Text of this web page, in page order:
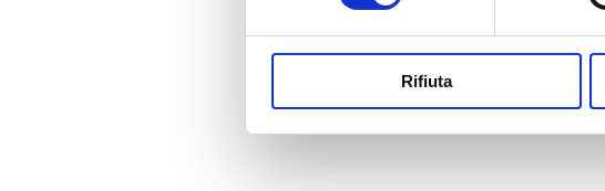
Rifiuta
Related posts
Other posts from the category